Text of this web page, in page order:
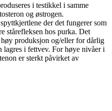
i testikkel i samme
og østrogen.
der det fungerer som
stårefleksen hos purka. Det
produksjon og/eller for dårlig
lagres i fettvev. For høye nivåer i
er sterkt påvirket av